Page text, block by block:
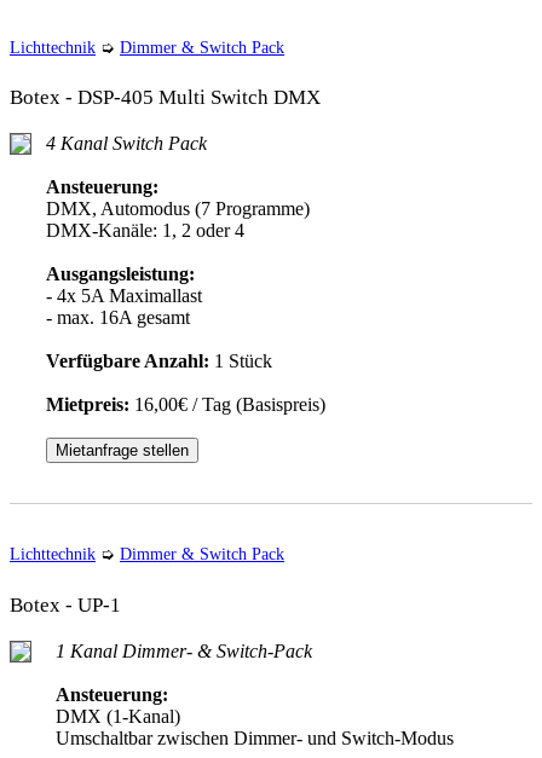
Lichttechnik ➭ Dimmer & Switch Pack
Botex - DSP-405 Multi Switch DMX
4 Kanal Switch Pack
Ansteuerung:
DMX, Automodus (7 Programme)
DMX-Kanäle: 1, 2 oder 4
Ausgangsleistung:
- 4x 5A Maximallast
- max. 16A gesamt
Verfügbare Anzahl: 1 Stück
Mietpreis: 16,00€ / Tag (Basispreis)
Mietanfrage stellen
Lichttechnik ➭ Dimmer & Switch Pack
Botex - UP-1
1 Kanal Dimmer- & Switch-Pack
Ansteuerung:
DMX (1-Kanal)
Umschaltbar zwischen Dimmer- und Switch-Modus